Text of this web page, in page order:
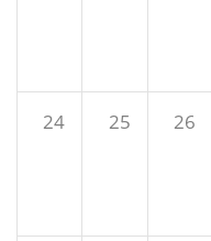
24 25 26